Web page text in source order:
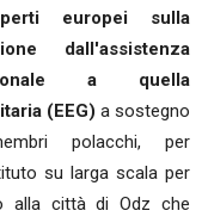
europei sulla
dall'assistenza
a quella
(EEG) a sostegno
polacchi, per
su larga scala per
alla città di Odz che